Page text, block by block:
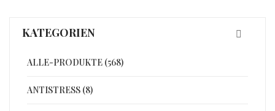
KATEGORIEN
ALLE-PRODUKTE (568)
ANTISTRESS (8)